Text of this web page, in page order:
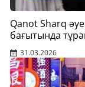
Qanot Sharq
бағытында
31.03.2026